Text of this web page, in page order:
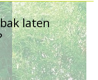
laten